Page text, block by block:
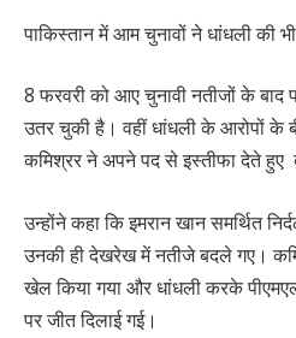
पाकिस्तान में आम चुनावों ने धांधली की
8 फरवरी को आए चुनावी नतीजों के बाद
उतर चुकी है। वहीं धांधली के आरोपों के
कमिश्रर ने अपने पद से इस्तीफा देते हुए
उन्होंने कहा कि इमरान खान समर्थित
उनकी ही देखरेख में नतीजे बदले गए।
खेल किया गया और धांधली करके
पर जीत दिलाई गई।